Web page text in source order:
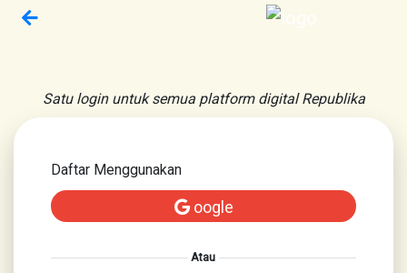
Satu login untuk semua platform digital Republika
Daftar Menggunakan
oogle
Atau